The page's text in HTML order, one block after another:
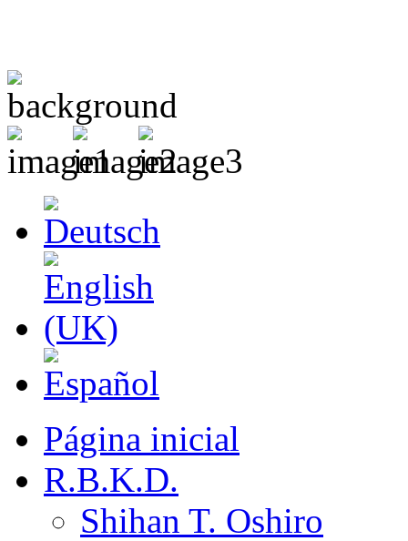
Página inicial
R.B.K.D.
Shihan T. Oshiro